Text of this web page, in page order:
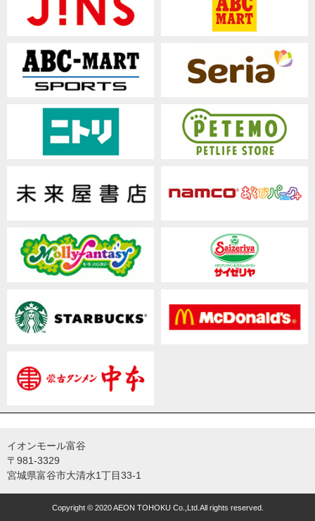
イオンモール富谷
〒981-3329
宮城県富谷市大清水1丁目33-1
Copyright © 2020 AEON TOHOKU Co.,Ltd.All rights reserved.